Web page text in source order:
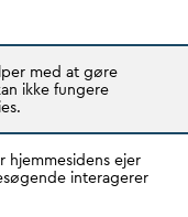
med at gøre
ikke fungere
hjemmesidens ejer
interagerer